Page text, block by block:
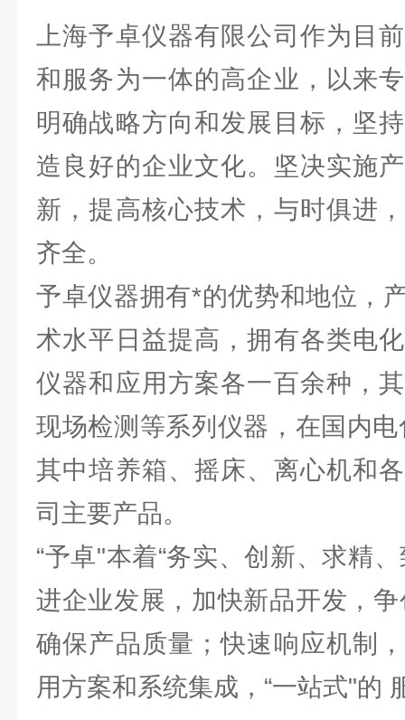
上海予卓仪器有限公司作为目
和服务为一体的高企业，以来
明确战略方向和发展目标，坚
造良好的企业文化。坚决实施
新，提高核心技术，与时俱进
齐全。
予卓仪器拥有*的优势和地位，
术水平日益提高，拥有各类电
仪器和应用方案各一百余种，
现场检测等系列仪器，在国内
其中培养箱、摇床、离心机和
司主要产品。
“予卓"本着“务实、创新、求精
进企业发展，加快新品开发，
确保产品质量；快速响应机制
用方案和系统集成，“一站式"的